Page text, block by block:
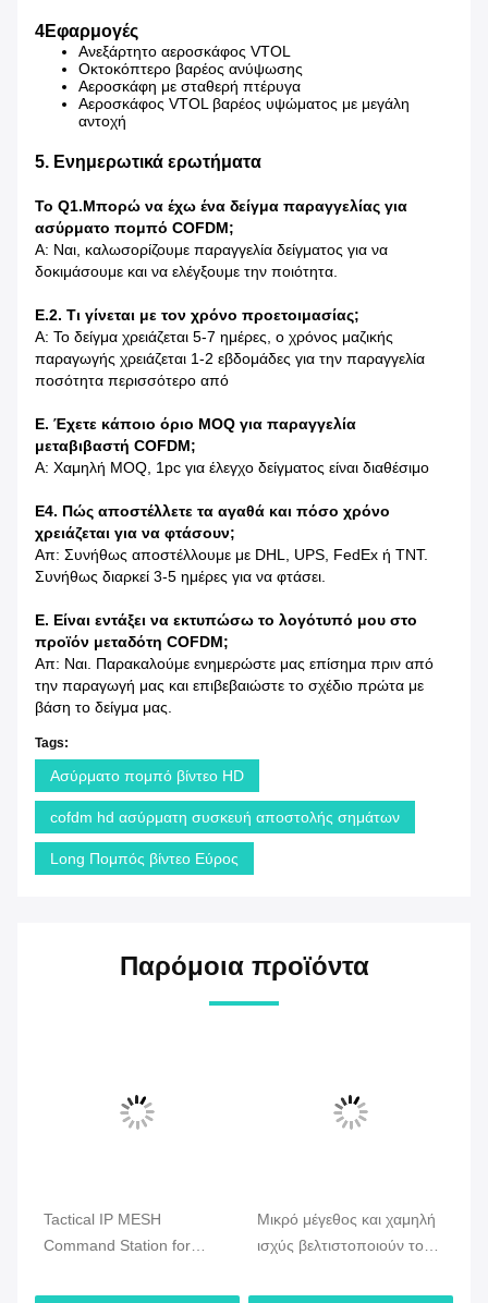
4Εφαρμογές
Ανεξάρτητο αεροσκάφος VTOL
Οκτοκόπτερο βαρέος ανύψωσης
Αεροσκάφη με σταθερή πτέρυγα
Αεροσκάφος VTOL βαρέος υψώματος με μεγάλη
αντοχή
5. Ενημερωτικά ερωτήματα
Το Q1.Μπορώ να έχω ένα δείγμα παραγγελίας για
ασύρματο πομπό COFDM;
Α: Ναι, καλωσορίζουμε παραγγελία δείγματος για να
δοκιμάσουμε και να ελέγξουμε την ποιότητα.
Ε.2. Τι γίνεται με τον χρόνο προετοιμασίας;
Α: Το δείγμα χρειάζεται 5-7 ημέρες, ο χρόνος μαζικής
παραγωγής χρειάζεται 1-2 εβδομάδες για την παραγγελία
ποσότητα περισσότερο από
Ε. Έχετε κάποιο όριο MOQ για παραγγελία
μεταβιβαστή COFDM;
Α: Χαμηλή MOQ, 1pc για έλεγχο δείγματος είναι διαθέσιμο
Ε4. Πώς αποστέλλετε τα αγαθά και πόσο χρόνο
χρειάζεται για να φτάσουν;
Απ: Συνήθως αποστέλλουμε με DHL, UPS, FedEx ή TNT.
Συνήθως διαρκεί 3-5 ημέρες για να φτάσει.
Ε. Είναι εντάξει να εκτυπώσω το λογότυπό μου στο
προϊόν μεταδότη COFDM;
Απ: Ναι. Παρακαλούμε ενημερώστε μας επίσημα πριν από
την παραγωγή μας και επιβεβαιώστε το σχέδιο πρώτα με
βάση το δείγμα μας.
Tags:
Ασύρματο πομπό βίντεο HD
cofdm hd ασύρματη συσκευή αποστολής σημάτων
Long Πομπός βίντεο Εύρος
Παρόμοια προϊόντα
Tactical IP MESH
Command Station for
Communication
Μικρό μέγεθος και χαμηλή
ισχύς βελτιστοποιούν το
γρήγορη ανάπτυξη και